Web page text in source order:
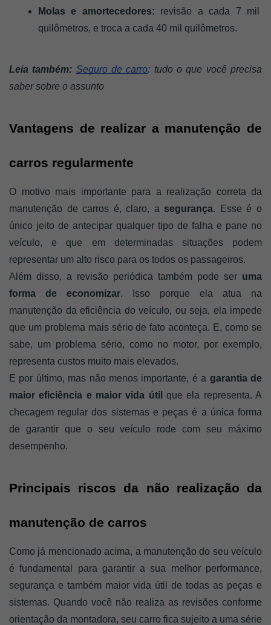
Molas e amortecedores: revisão a cada 7 mil
quilômetros, e troca a cada 40 mil quilômetros.
Leia também: Seguro de carro: tudo o que você precisa
saber sobre o assunto
Vantagens de realizar a manutenção de
carros regularmente
O motivo mais importante para a realização correta da
manutenção de carros é, claro, a segurança. Esse é o
único jeito de antecipar qualquer tipo de falha e pane no
veículo, e que em determinadas situações podem
representar um alto risco para os todos os passageiros.
Além disso, a revisão periódica também pode ser uma
forma de economizar. Isso porque ela atua na
manutenção da eficiência do veículo, ou seja, ela impede
que um problema mais sério de fato aconteça. E, como se
sabe, um problema sério, como no motor, por exemplo,
representa custos muito mais elevados.
E por último, mas não menos importante, é a garantia de
maior eficiência e maior vida útil que ela representa. A
checagem regular dos sistemas e peças é a única forma
de garantir que o seu veículo rode com seu máximo
desempenho.
Principais riscos da não realização da
manutenção de carros
Como já mencionado acima, a manutenção do seu veículo
é fundamental para garantir a sua melhor performance,
segurança e também maior vida útil de todas as peças e
sistemas. Quando você não realiza as revisões conforme
orientação da montadora, seu carro fica sujeito a uma série